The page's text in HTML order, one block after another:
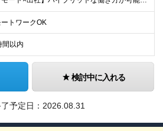
ートワークOK
間以内
検討中に入れる
予定日： 2026.08.31